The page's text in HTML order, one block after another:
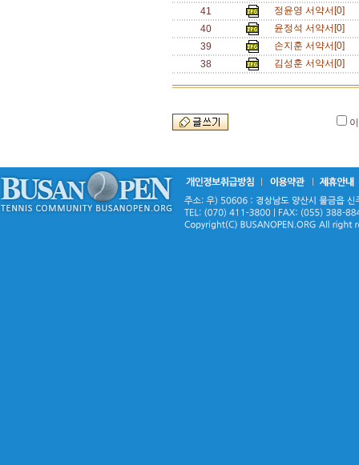
41
정윤영 서약서[0]
40
윤정석 서약서[0]
39
손지훈 서약서[0]
38
김성훈 서약서[0]